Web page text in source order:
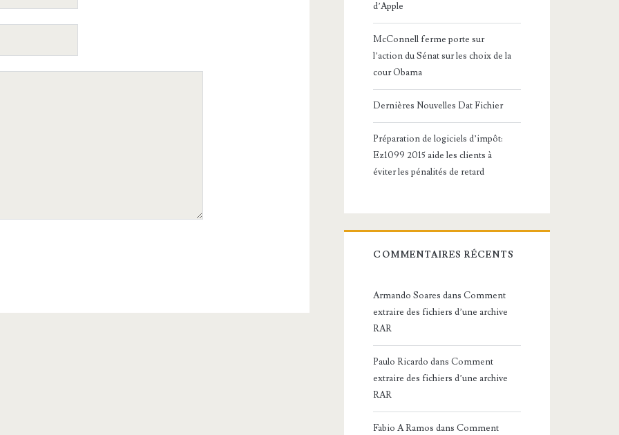
d’Apple
McConnell ferme porte sur
l’action du Sénat sur les choix de la
cour Obama
Dernières Nouvelles Dat Fichier
Préparation de logiciels d’impôt:
Ez1099 2015 aide les clients à
éviter les pénalités de retard
COMMENTAIRES RÉCENTS
Armando Soares dansComment
extraire des fichiers d’une archive
RAR
Paulo Ricardo dansComment
extraire des fichiers d’une archive
RAR
Fabio A Ramos dansComment